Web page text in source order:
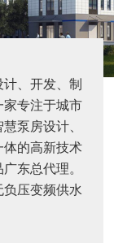
、开发、制
家专注于城市
泵房设计、
体的高新技术
东总代理。
压变频供水